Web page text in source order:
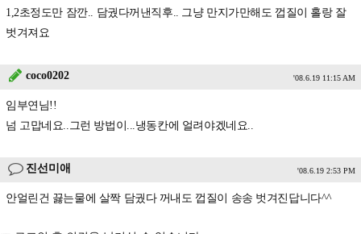
1,2초정도만 잠깐.. 담궜다꺼낸직후.. 그냥 만지가만해도 껍질이 홀랑 잘
벗겨져요
coco0202 '08.6.19 11:15 AM
임부연님!!
넘 고맙네요..그런 방법이...냉동칸에 얼려야겠네요..
진선미애 '08.6.19 2:53 PM
안얼린건 끓는물에 살짝 담궜다 꺼내도 껍질이 송송 벗겨진답니다^^